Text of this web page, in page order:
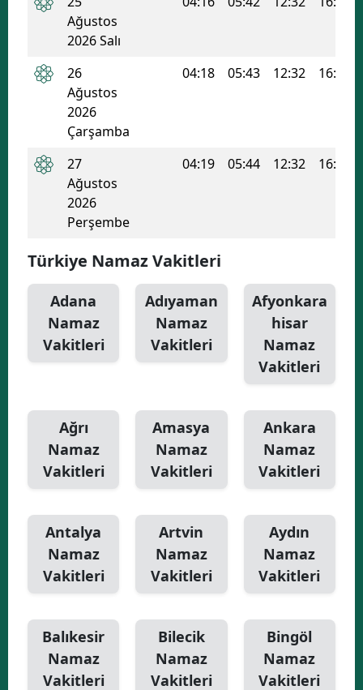
Karaman
Bartın
Ardahan
Iğdır
Karabük
Düzce
Ağustos
2026 Salı
26
Ağustos
2026
Çarşamba
04:18 05:43 12:32 16:13
27
Ağustos
2026
Perşembe
04:19 05:44 12:32 16:12
Türkiye Namaz Vakitleri
Adana
Namaz
Vakitleri
Adıyaman
Namaz
Vakitleri
Afyonkara
hisar
Namaz
Vakitleri
Ağrı
Namaz
Vakitleri
Amasya
Namaz
Vakitleri
Ankara
Namaz
Vakitleri
Antalya
Namaz
Vakitleri
Artvin
Namaz
Vakitleri
Aydın
Namaz
Vakitleri
Balıkesir
Namaz
Vakitleri
Bilecik
Namaz
Vakitleri
Bingöl
Namaz
Vakitleri